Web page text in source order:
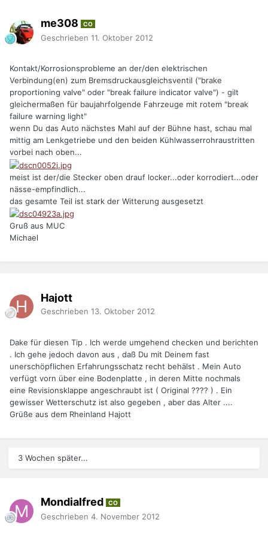
me308 CO
Geschrieben 11. Oktober 2012
Kontakt/Korrosionsprobleme an der/den elektrischen
Verbindung(en) zum Bremsdruckausgleichsventil ("brake
proportioning valve" oder "break failure indicator valve") - gilt
gleichermaßen für baujahrfolgende Fahrzeuge mit rotem "break
failure warning light"
wenn Du das Auto nächstes Mahl auf der Bühne hast, schau mal
mittig am Lenkgetriebe und den beiden Kühlwasserrohraustritten
vorbei nach oben...
meist ist der/die Stecker oben drauf locker...oder korrodiert...oder
nässe-empfindlich...
das gesamte Teil ist stark der Witterung ausgesetzt
Gruß aus MUC
Michael
Hajott
Geschrieben 13. Oktober 2012
Dake für diesen Tip . Ich werde umgehend checken und berichten
. Ich gehe jedoch davon aus , daß Du mit Deinem fast
unerschöpflichen Erfahrungsschatz recht behälst . Mein Auto
verfügt vorn über eine Bodenplatte , in deren Mitte nochmals
eine Revisionsklappe angeschraubt ist ( Original ???? ) . Ein
gewisser Wetterschutz ist also gegeben , aber das Alter ....
Grüße aus dem Rheinland Hajott
3 Wochen später...
Mondialfred CO
Geschrieben 4. November 2012